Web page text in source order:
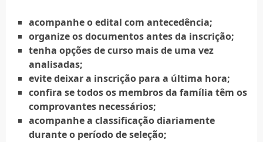
acompanhe o edital com antecedência;
organize os documentos antes da inscrição;
tenha opções de curso mais de uma vez
analisadas;
evite deixar a inscrição para a última hora;
confira se todos os membros da família têm os
comprovantes necessários;
acompanhe a classificação diariamente
durante o período de seleção;